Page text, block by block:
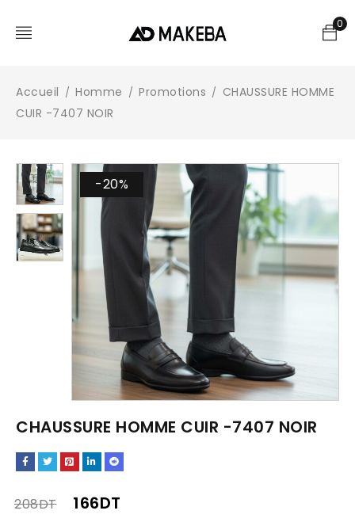
0
Accueil / Homme / Promotions / CHAUSSURE HOMME
CUIR -7407 NOIR
-20%
CHAUSSURE HOMME CUIR -7407 NOIR
208DT 166DT